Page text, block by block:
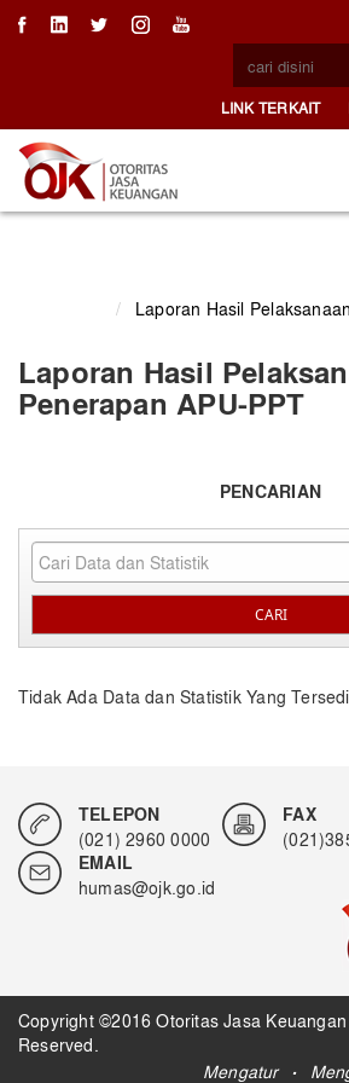
LINK TERKAIT
/
Laporan Hasil
Laporan Hasil
Penerapan APU-PPT
PENCARIAN
Tidak Ada Data dan Statistik Yang
TELEPON
(021) 2960 0000
FAX
EMAIL
humas@ojk.go.id
Copyright ©2016 Otoritas Jasa
Reserved.
Mengatur .